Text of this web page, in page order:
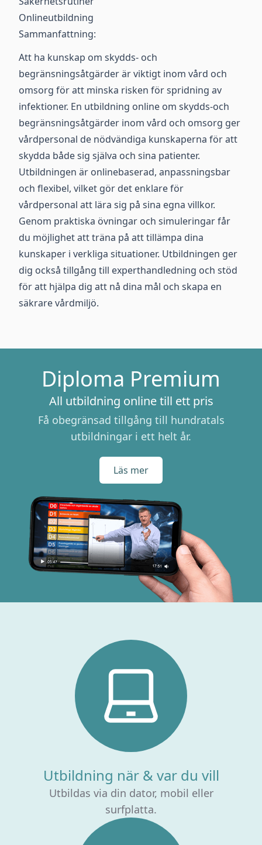
Onlineutbildning
Sammanfattning:
Att ha kunskap om skydds- och
begränsningsåtgärder är viktigt inom vård och
omsorg för att minska risken för spridning av
infektioner. En utbildning online om skydds-och
begränsningsåtgärder inom vård och omsorg ger
vårdpersonal de nödvändiga kunskaperna för att
skydda både sig själva och sina patienter.
Utbildningen är onlinebaserad, anpassningsbar
och flexibel, vilket gör det enklare för
vårdpersonal att lära sig på sina egna villkor.
Genom praktiska övningar och simuleringar får
du möjlighet att träna på att tillämpa dina
kunskaper i verkliga situationer. Utbildningen ger
dig också tillgång till experthandledning och stöd
för att hjälpa dig att nå dina mål och skapa en
säkrare vårdmiljö.
Diploma Premium
All utbildning online till ett pris
Få obegränsad tillgång till hundratals
utbildningar i ett helt år.
Läs mer
Utbildning när & var du vill
Utbildas via din dator, mobil eller
surfplatta.